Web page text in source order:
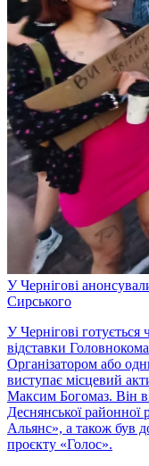
У Чернігові
Сирського
У Чернігові
відставки
Організатором або
виступає місцевий
Максим Богомаз. Він
Деснянської районної
Альянс», а також був
проєкту «Голос».